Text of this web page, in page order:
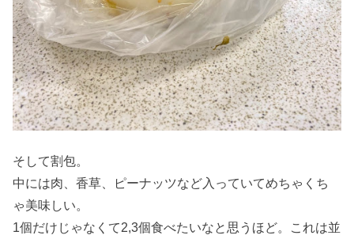
そして割包。
中には肉、香草、ピーナッツなど入っていてめちゃくち
ゃ美味しい。
1個だけじゃなくて2,3個食べたいなと思うほど。これは並